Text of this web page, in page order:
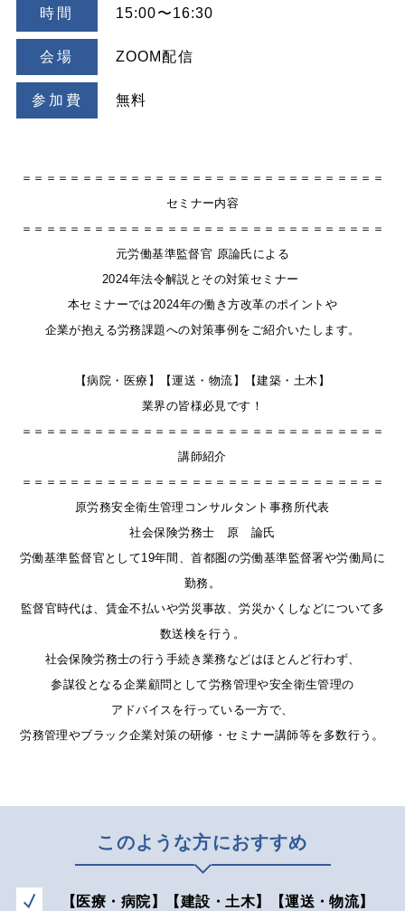
時間 15:00〜16:30
会場 ZOOM配信
参加費 無料
＝＝＝＝＝＝＝＝＝＝＝＝＝＝＝＝＝＝＝＝＝＝＝＝＝＝＝＝＝＝
セミナー内容
＝＝＝＝＝＝＝＝＝＝＝＝＝＝＝＝＝＝＝＝＝＝＝＝＝＝＝＝＝＝
元労働基準監督官 原論氏による
2024年法令解説とその対策セミナー
本セミナーでは2024年の働き方改革のポイントや
企業が抱える労務課題への対策事例をご紹介いたします。
【病院・医療 】 【運送・物流 】 【建築・土木 】
業界の皆様必見です！
＝＝＝＝＝＝＝＝＝＝＝＝＝＝＝＝＝＝＝＝＝＝＝＝＝＝＝＝＝＝
講師紹介
＝＝＝＝＝＝＝＝＝＝＝＝＝＝＝＝＝＝＝＝＝＝＝＝＝＝＝＝＝＝
原労務安全衛生管理コンサルタント事務所代表
社会保険労務士 原 論氏
労働基準監督官として19年間、首都圏の労働基準監督署や労働局に
勤務。
監督官時代は、賃金不払いや労災事故、労災かくしなどについて多
数送検を行う。
社会保険労務士の行う手続き業務などはほとんど行わず、
参謀役となる企業顧問として労務管理や安全衛生管理の
アドバイスを行っている一方で、
労務管理やブラック企業対策の研修・セミナー講師等を多数行う 。
このような方におすすめ
【医療・病院】【建設・土木】【運送・物流】